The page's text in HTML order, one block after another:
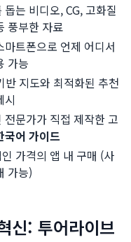
돕는 비디오, CG, 고화질
풍부한 자료
마트폰으로 언제 어디서
가능
반 지도와 최적화된 추천
시
전문가가 직접 제작한 고
국어 가이드
가격의 앱 내 구매 (사
가능)
신: 투어라이브